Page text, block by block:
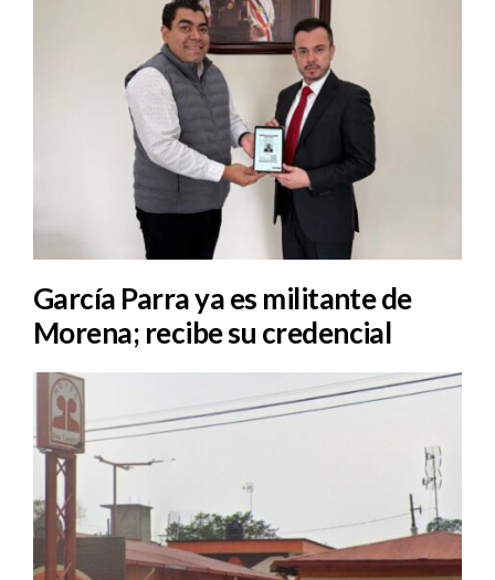
García Parra ya es militante de
Morena; recibe su credencial